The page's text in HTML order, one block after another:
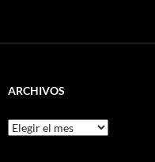
ARCHIVOS
Archivos